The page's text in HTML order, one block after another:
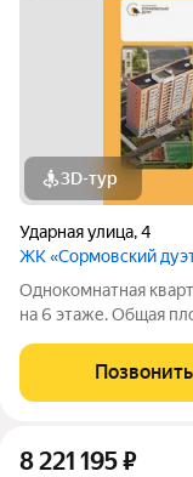
3D-тур
Ударная улица,4
ЖК «Сормовский
Однокомнатная
на 6 этаже. Общая
выходят на одну
совмещенный
Позвонить
8 221 195₽